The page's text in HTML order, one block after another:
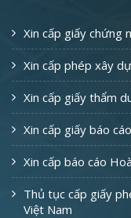
Xin cấp giấy chứng
Xin cấp phép xây
Xin cấp giấy thẩm
Xin cấp giấy báo
Xin cấp báo cáo
Thủ tục cấp giấy
Việt Nam